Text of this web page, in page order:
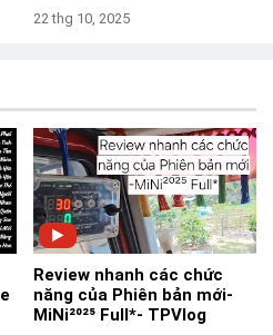
22 thg 10, 2025
Review nhanh các chức
năng của Phiên bản mới-
MiNi²⁰²⁵ Full*- TPVlog